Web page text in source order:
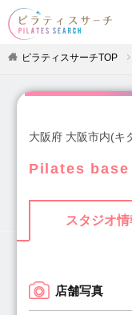
ピラティスサーチTOP
大阪府 大阪市内(キ
Pilates
スタジオ情
店舗写真